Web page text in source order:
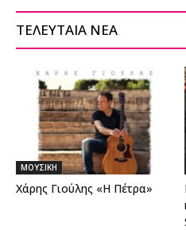
ΤΕΛΕΥΤΑΙΑ ΝΕΑ
ΜΟΥΣΙΚΗ
Χάρης Γιούλης «Η Πέτρα»